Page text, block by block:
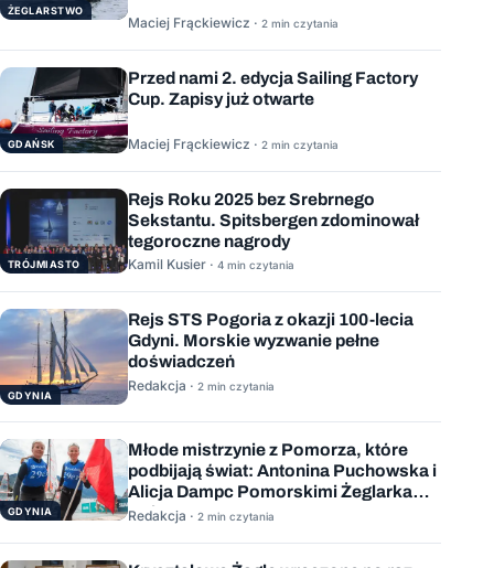
ŻEGLARSTWO
Maciej Frąckiewicz · 2 min czytania
GDAŃSK
Przed nami 2. edycja Sailing Factory
Cup. Zapisy już otwarte
Maciej Frąckiewicz · 2 min czytania
TRÓJMIASTO
Rejs Roku 2025 bez Srebrnego
Sekstantu. Spitsbergen zdominował
tegoroczne nagrody
Kamil Kusier · 4 min czytania
GDYNIA
Rejs STS Pogoria z okazji 100-lecia
Gdyni. Morskie wyzwanie pełne
doświadczeń
Redakcja · 2 min czytania
GDYNIA
Młode mistrzynie z Pomorza, które
podbijają świat: Antonina Puchowska i
Alicja Dampc Pomorskimi Żeglarkami
Roku 2025
Redakcja · 2 min czytania